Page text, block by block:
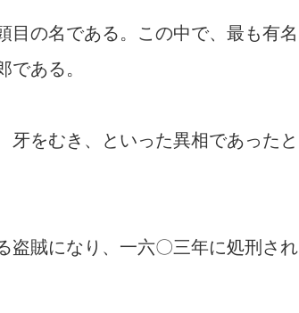
目の名である。この中で、最も有名
ある。
牙をむき、といった異相であったと
盗賊になり、一六〇三年に処刑され